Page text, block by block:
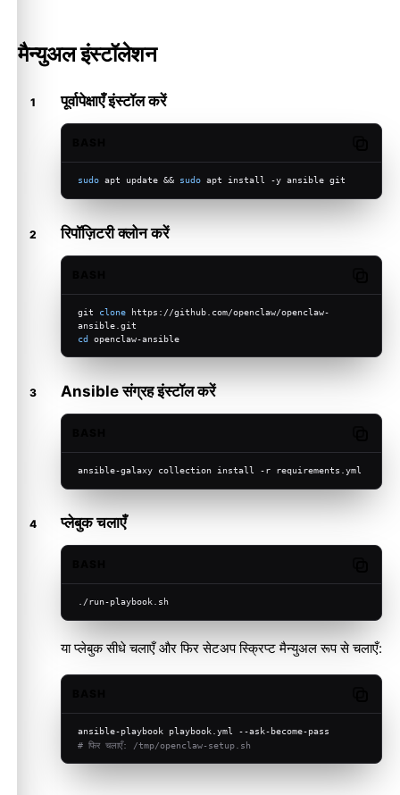
मैन्युअल इंस्टॉलेशन
पूर्वापेक्षाएँ इंस्टॉल करें
sudo apt update && sudo apt install -y ansible git
रिपॉज़िटरी क्लोन करें
git clone https://github.com/openclaw/openclaw-
ansible.git
cd openclaw-ansible
Ansible संग्रह इंस्टॉल करें
ansible-galaxy collection install -r requirements.yml
प्लेबुक चलाएँ
./run-playbook.sh
या प्लेबुक सीधे चलाएँ और फिर सेटअप स्क्रिप्ट मैन्युअल रूप से चलाएँ:
ansible-playbook playbook.yml --ask-become-pass
# फिर चलाएँ: /tmp/openclaw-setup.sh